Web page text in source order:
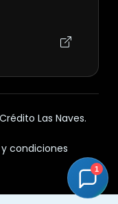
Las Naves.
condiciones